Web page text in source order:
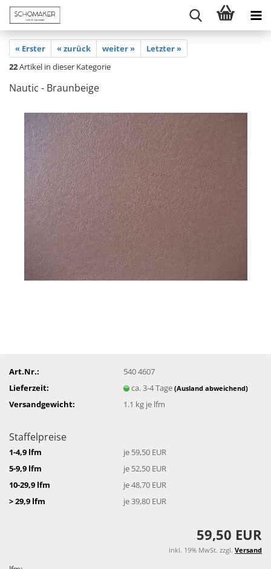
« Erster « zurück weiter »
Letzter »
22Artikel in dieser Kategorie
Nautic - Braunbeige
Art.Nr.:
540 4607
Lieferzeit:
ca. 3-4 Tage(Ausland abweichend)
Versandgewicht: 1.1 kg je lfm
Staffelpreise
1-4,9 lfm
je 59,50 EUR
5-9,9 lfm
je 52,50 EUR
10-29,9 lfm
je 48,70 EUR
> 29,9 lfm
je 39,80 EUR
59,50 EUR
inkl. 19% MwSt. zzgl. Versand